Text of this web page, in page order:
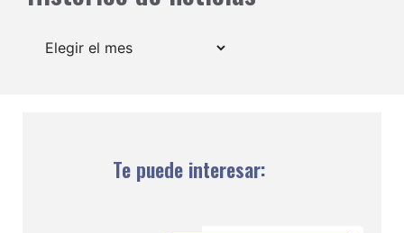
Archivos
Te puede interesar: